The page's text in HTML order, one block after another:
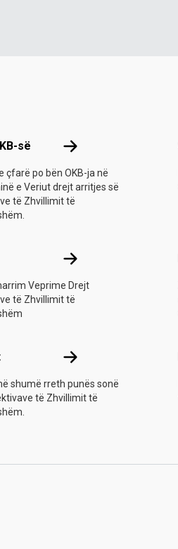
së Rreth OKB-së
çfarë po bën OKB-ja në
e Veriut drejt arritjes së
të Zhvillimit të
Vepro
Veprime Drejt
të Zhvillimit të
Burimet
shumë rreth punës sonë
të Zhvillimit të